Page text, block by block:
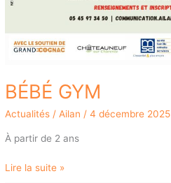
BÉBÉ GYM
Actualités /Ailan/4 décembre 2025
À partir de 2 ans
Lire la suite »